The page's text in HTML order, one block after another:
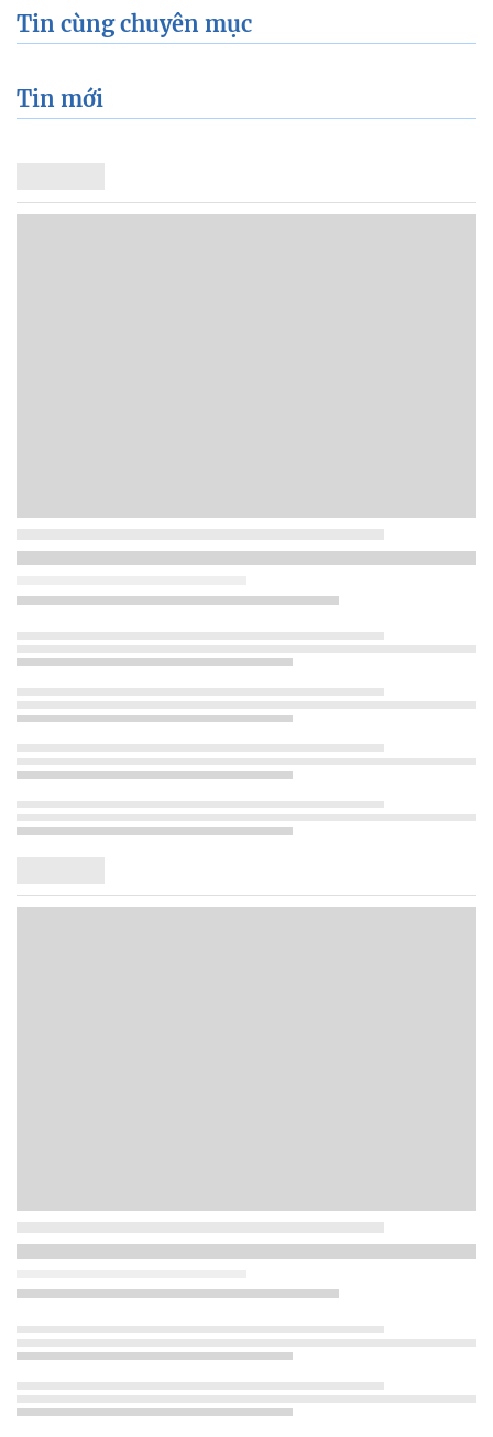
Tin cùng chuyên mục
Tin mới